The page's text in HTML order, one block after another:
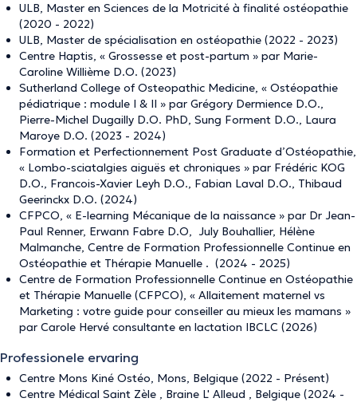
ULB, Master en Sciences de la Motricité à finalité ostéopathie
(2020 - 2022)
ULB, Master de spécialisation en ostéopathie (2022 - 2023)
Centre Haptis, « Grossesse et post-partum » par Marie-
Caroline Willième D.O. (2023)
Sutherland College of Osteopathic Medicine, « Ostéopathie
pédiatrique : module I & II » par Grégory Dermience D.O.,
Pierre-Michel Dugailly D.O. PhD, Sung Forment D.O., Laura
Maroye D.O. (2023 - 2024)
Formation et Perfectionnement Post Graduate d’Ostéopathie,
« Lombo-sciatalgies aiguës et chroniques » par Frédéric KOG
D.O., Francois-Xavier Leyh D.O., Fabian Laval D.O., Thibaud
Geerinckx D.O. (2024)
CFPCO, « E-learning Mécanique de la naissance » par Dr Jean-
Paul Renner, Erwann Fabre D.O, July Bouhallier, Hélène
Malmanche, Centre de Formation Professionnelle Continue en
Ostéopathie et Thérapie Manuelle . (2024 - 2025)
Centre de Formation Professionnelle Continue en Ostéopathie
et Thérapie Manuelle (CFPCO), « Allaitement maternel vs
Marketing : votre guide pour conseiller au mieux les mamans »
par Carole Hervé consultante en lactation IBCLC (2026)
Professionele ervaring
Centre Mons Kiné Ostéo, Mons, Belgique (2022 - Présent)
Centre Médical Saint Zèle , Braine L' Alleud , Belgique (2024 -